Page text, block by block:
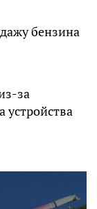
бензина
за
устройства